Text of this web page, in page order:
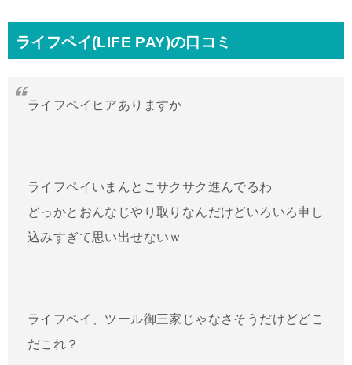
ライフペイ(LIFE PAY)の口コミ
ライフペイヒアありますか
ライフペイいまんとこサクサク進んでるわ
どっかとおんなじやり取りなんだけどいろいろ申し
込みすぎて思い出せないｗ
ライフペイ、ツール御三家じゃなさそうだけどどこ
だこれ？